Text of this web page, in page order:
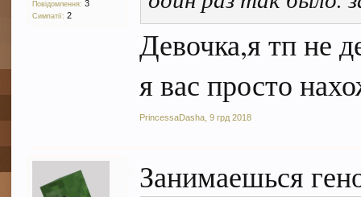
Повідомлення: 3
Симпатії: 2
Девочка,я тп не
я вас просто
PrincessaDasha ,9 грд 2018
Занимаешься